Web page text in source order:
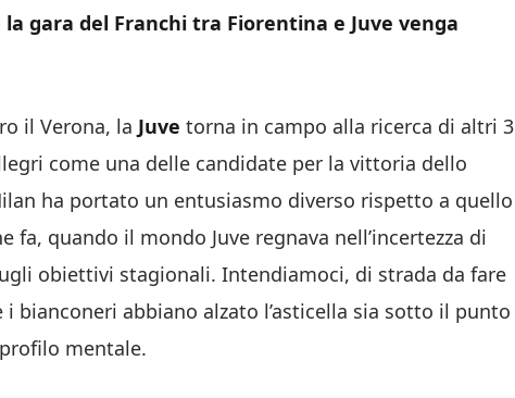
gara del Franchi tra Fiorentina e Juve venga
il Verona, la Juve torna in campo alla ricerca di altri 3
come una delle candidate per la vittoria dello
ha portato un entusiasmo diverso rispetto a quello
quando il mondo Juve regnava nell’incertezza di
obiettivi stagionali. Intendiamoci, di strada da fare
i bianconeri abbiano alzato l’asticella sia sotto il punto
mentale.